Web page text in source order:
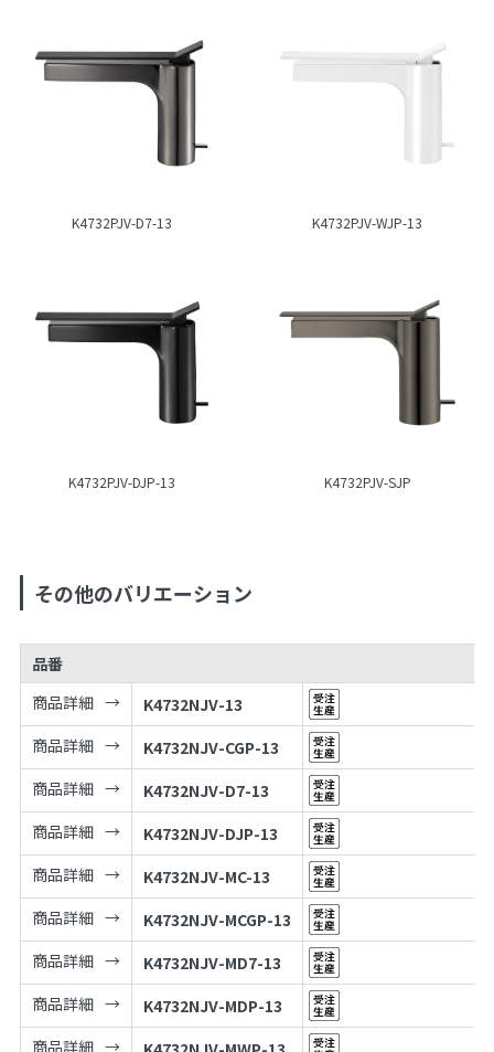
K4732PJV-D7-13 K4732PJV-WJP-13
K4732PJV-DJP-13 K4732PJV-SJP
その他のバリエーション
品番
商品詳細
K4732NJV-13
商品詳細
K4732NJV-CGP-13
商品詳細
K4732NJV-D7-13
商品詳細
K4732NJV-DJP-13
商品詳細
K4732NJV-MC-13
商品詳細
K4732NJV-MCGP-13
商品詳細
K4732NJV-MD7-13
商品詳細
K4732NJV-MDP-13
商品詳細